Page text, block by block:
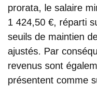
prorata, le salaire
1 424,50 €, réparti
seuils de maintien
ajustés. Par
revenus sont
présentent comme